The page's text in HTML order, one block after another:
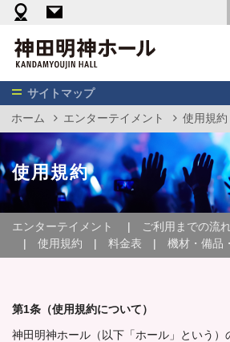
ー
ル
サイトマップ
機材・備品・設備リスト
ホーム エンターテイメント 使用規約
使用規約
エンターテイメント ご利用までの流
使用規約
料金表 機材・備品
第1条（使用規約について）
神田明神ホール（以下「ホール」という）